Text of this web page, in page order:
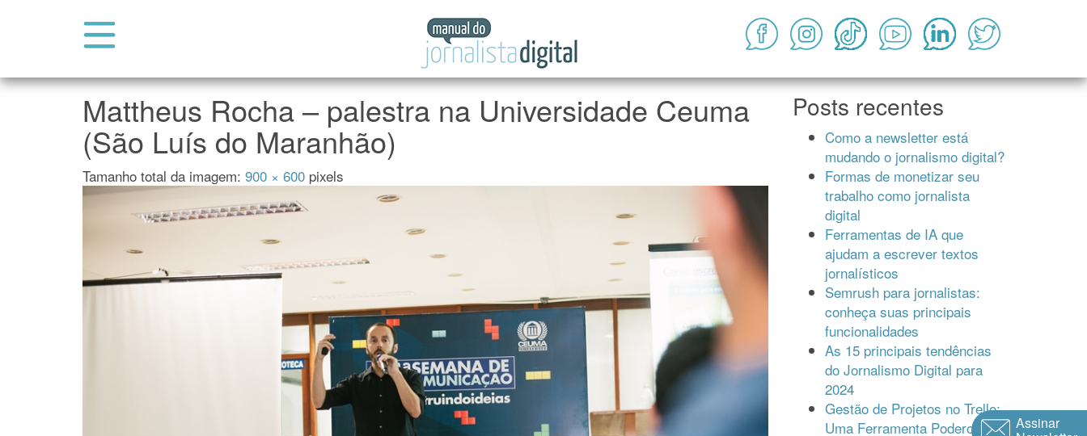
Pular para o conteúdo
Abrir Menu do Site
do
Jornalista
Digital
Assinar
Mattheus Rocha – palestra na Universidade Ceuma
(São Luís do Maranhão)
Tamanho total da imagem: 900 × 600 pixels
Posts recentes
Como a newsletter está
mudando o jornalismo digital?
Formas de monetizar seu
trabalho como jornalista
digital
Ferramentas de IA que
ajudam a escrever textos
jornalísticos
Semrush para jornalistas:
conheça suas principais
funcionalidades
As 15 principais tendências
do Jornalismo Digital para
2024
Gestão de Projetos no Trello:
Uma Ferramenta Poderosa